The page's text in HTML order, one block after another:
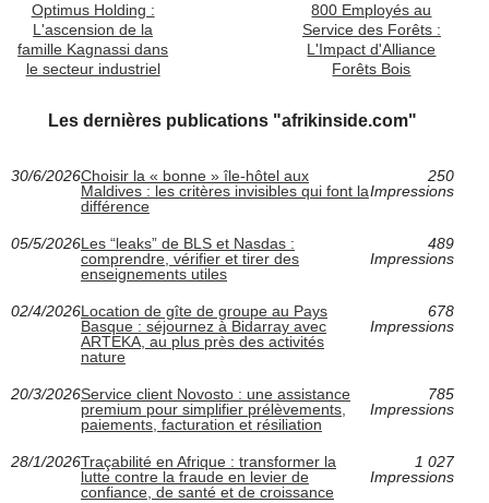
Optimus Holding :
L'ascension de la
famille Kagnassi dans
le secteur industriel
800 Employés au
Service des Forêts :
L'Impact d'Alliance
Forêts Bois
Les dernières publications "afrikinside.com"
30/6/2026Choisir la « bonne » île-hôtel aux
Maldives : les critères invisibles qui font la
différence
250
Impressions
05/5/2026Les “leaks” de BLS et Nasdas :
comprendre, vérifier et tirer des
enseignements utiles
489
Impressions
02/4/2026Location de gîte de groupe au Pays
Basque : séjournez à Bidarray avec
ARTEKA, au plus près des activités
nature
678
Impressions
20/3/2026Service client Novosto : une assistance
premium pour simplifier prélèvements,
paiements, facturation et résiliation
785
Impressions
28/1/2026Traçabilité en Afrique : transformer la
lutte contre la fraude en levier de
confiance, de santé et de croissance
1 027
Impressions